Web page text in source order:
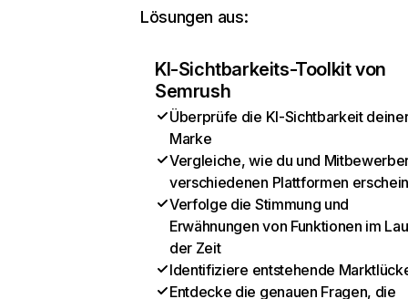
Lösungen aus:
KI-Sichtbarkeits-Toolkit von
Semrush
Überprüfe die KI-Sichtbarkeit
Marke
Vergleiche, wie du und
verschiedenen Plattformen
Verfolge die Stimmung und
Erwähnungen von Funktionen im
der Zeit
Identifiziere entstehende
Entdecke die genauen Fragen, die